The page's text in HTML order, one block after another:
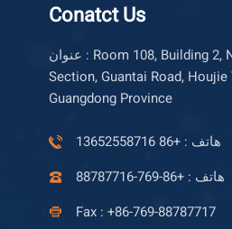
Conatct Us
عنوان : Room 108, Building 2, No. 763, Houjie
Section, Guantai Road,
Guangdong Province
هاتف : +86 13652558716
هاتف : +86-769-88787716
Fax : +86-769-88787717